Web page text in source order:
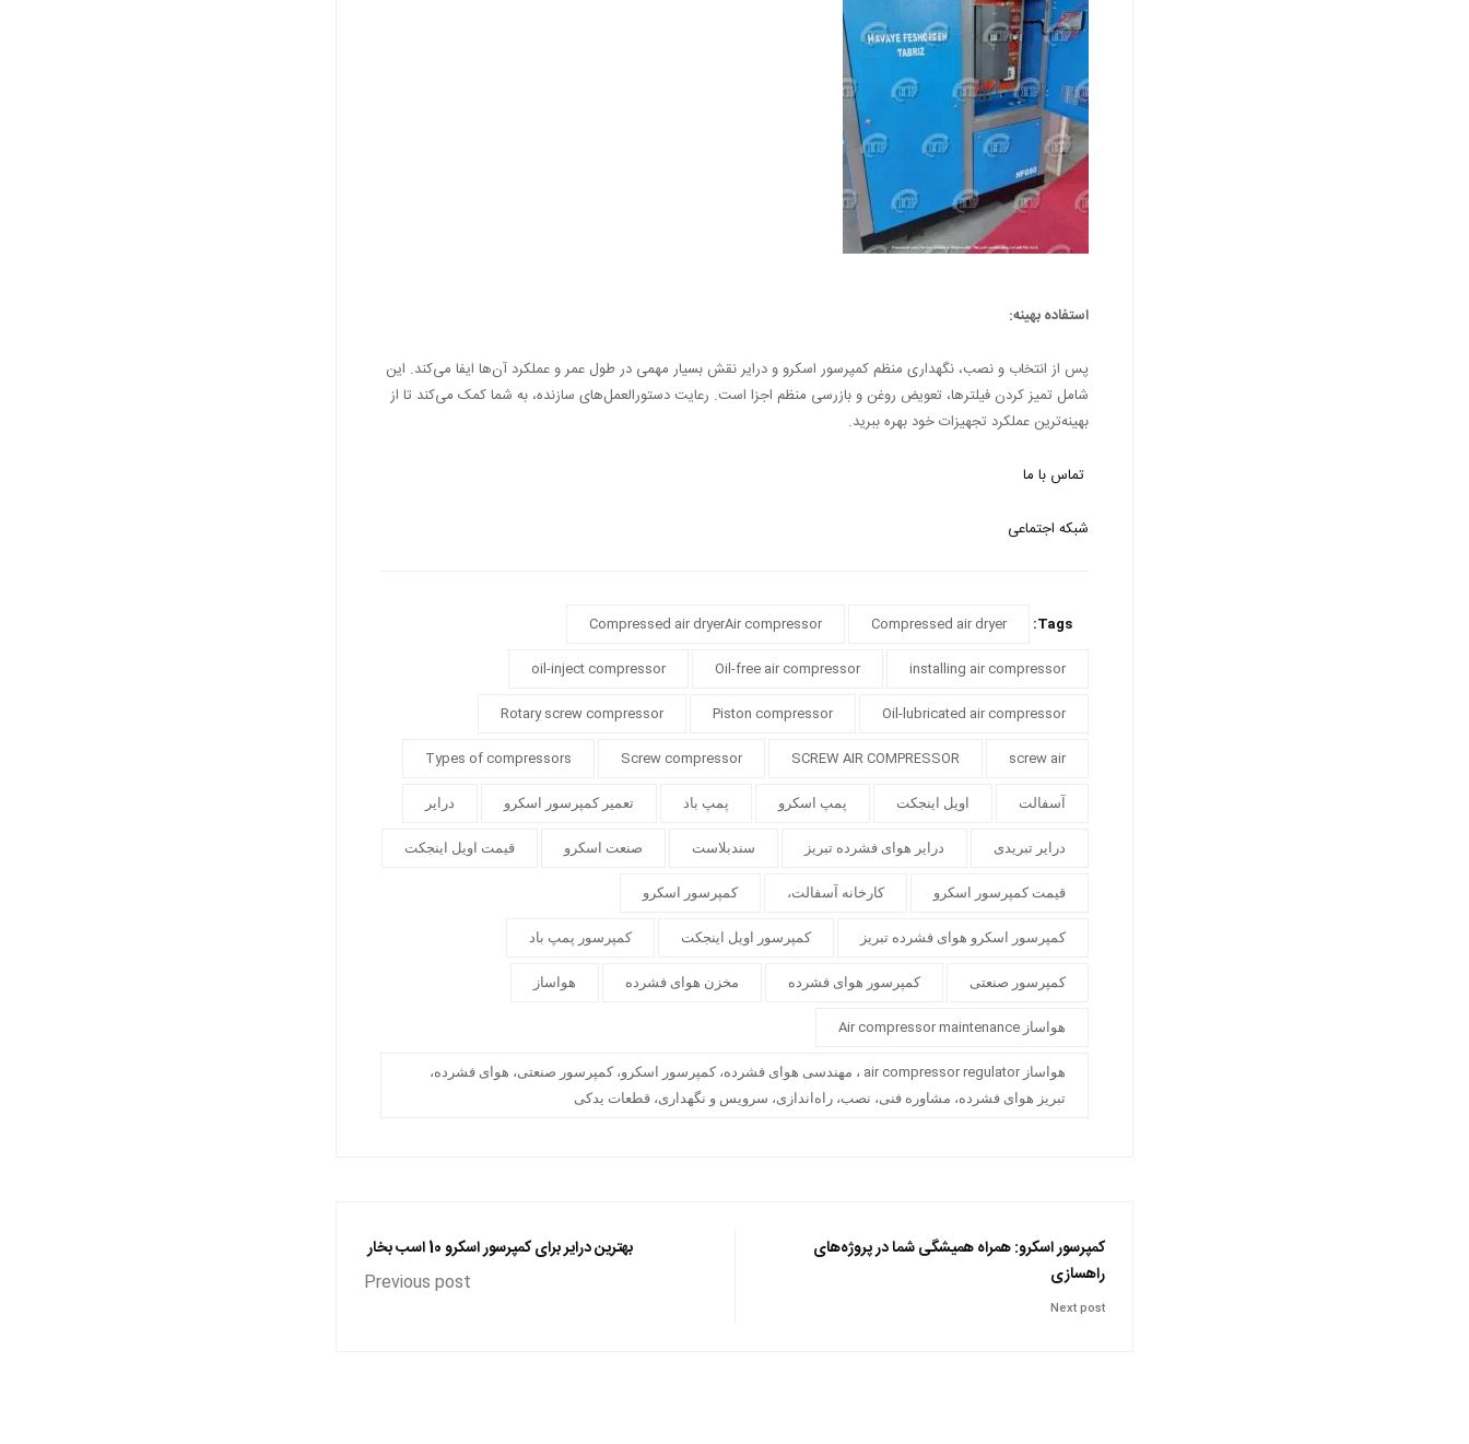
استفاده بهینه:
پس از انتخاب و نصب، نگهداری منظم کمپرسور اسکرو و درایر نقش بسیار مهمی در طول عمر و عملکرد آن‌ها ایفا می‌کند. این
شامل تمیز کردن فیلترها، تعویض روغن و بازرسی منظم اجزا است. رعایت دستورالعمل‌های سازنده، به شما کمک می‌کند تا از
بهینه‌ترین عملکرد تجهیزات خود بهره ببرید.
تماس با ما
شبکه اجتماعی
Tags:
Compressed air dryer
Compressed air dryerAir compressor
installing air compressor
Oil-free air compressor
oil-inject compressor
Oil-lubricated air compressor
Piston compressor
Rotary screw compressor
screw air
SCREW AIR COMPRESSOR
Screw compressor
Types of compressors
آسفالت اویل اینجکت پمپ اسکرو پمپ باد تعمیر کمپرسور اسکرو درایر
درایر تبریدی درایر هوای فشرده تبریز سندبلاست صنعت اسکرو قیمت اویل اینجکت
قیمت کمپرسور اسکرو کارخانه آسفالت، کمپرسور اسکرو
کمپرسور اسکرو هوای فشرده تبریز کمپرسور اویل اینجکت کمپرسور پمپ باد
کمپرسور صنعتی کمپرسور هوای فشرده مخزن هوای فشرده هواساز
هواساز Air compressor maintenance
هواساز air compressor regulator ، مهندسی هوای فشرده، کمپرسور اسکرو، کمپرسور صنعتی، هوای فشرده،
تبریز هوای فشرده، مشاوره فنی، نصب، راه‌اندازی، سرویس و نگهداری، قطعات یدکی
بهترین درایر برای کمپرسور اسکرو 10 اسب بخار
Previous post
کمپرسور اسکرو: همراه همیشگی شما در پروژه‌های
راهسازی
Next post